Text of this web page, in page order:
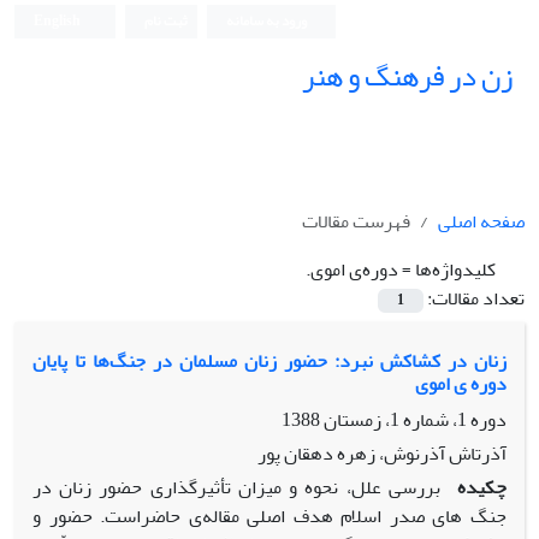
زن در فرهنگ و هنر
صفحه اصلی
فهرست مقالات
کلیدواژه‌ها =دوره‌ی اموی.
تعداد مقالات:
1
زنان در کشاکش نبرد: حضور زنان مسلمان در جنگ‌ها تا پایان
دوره ی اموی
دوره 1، شماره 1، زمستان 1388
آذرتاش آذرنوش، زهره دهقان پور
چکیده بررسی علل، نحوه و میزان تأثیر‌گذاری حضور زنان در
جنگ های صدر اسلام هدف اصلی مقاله‌ی حاضر‌است. حضور و